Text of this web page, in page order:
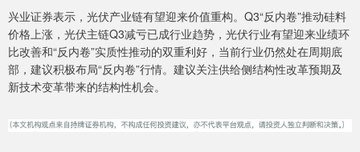
兴业证券表示，光伏产业链有望迎来价值重构。Q3“反内卷”推动硅料
价格上涨，光伏主链Q3减亏已成行业趋势，光伏行业有望迎来业绩环
比改善和“反内卷”实质性推动的双重利好，当前行业仍然处在周期底
部，建议积极布局“反内卷”行情。建议关注供给侧结构性改革预期及
新技术变革带来的结构性机会。